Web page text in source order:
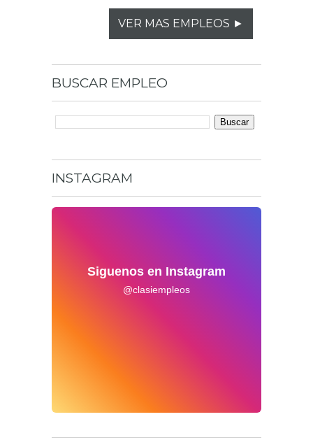
VER MAS EMPLEOS ►
BUSCAR EMPLEO
INSTAGRAM
Siguenos en Instagram
@clasiempleos